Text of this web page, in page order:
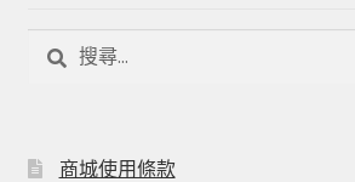
商城使用條款